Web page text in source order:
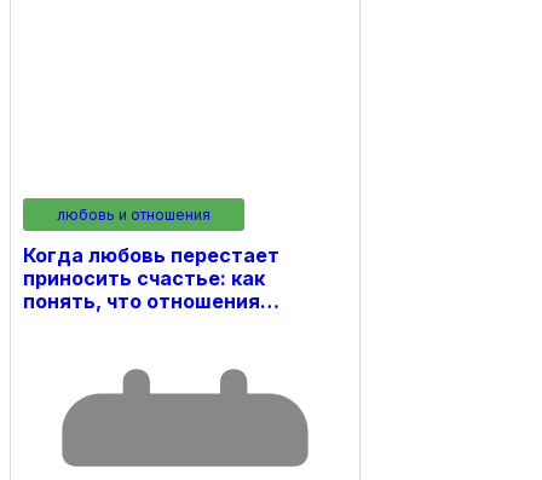
любовь и отношения
Когда любовь перестает
приносить счастье: как
понять, что отношения…